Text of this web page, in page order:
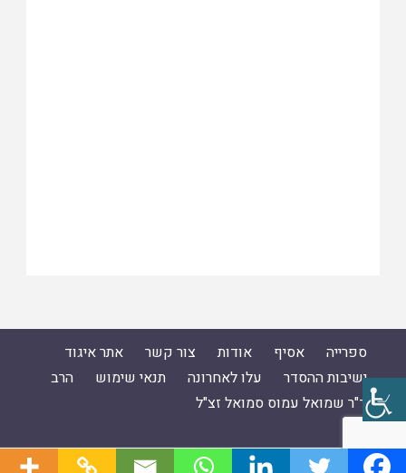
ספרייה אסיף אודות צור קשר
אתר איגוד
ישיבות ההסדר
עלו לאחרונה תנאי שימוש
הרב
ד"ר שמואל עמוס סמואל זצ"ל